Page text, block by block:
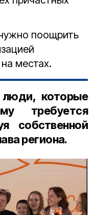
поощрить
местах.
люди, которые
требуется
собственной
региона.